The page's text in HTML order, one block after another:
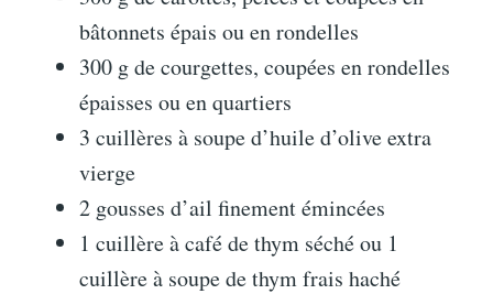
bâtonnets épais ou en rondelles
300 g de courgettes, coupées en rondelles
épaisses ou en quartiers
3 cuillères à soupe d’huile d’olive extra
vierge
2 gousses d’ail finement émincées
1 cuillère à café de thym séché ou 1
cuillère à soupe de thym frais haché